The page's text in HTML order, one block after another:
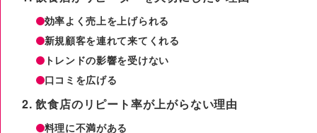
効率よく売上を上げられる
新規顧客を連れて来てくれる
トレンドの影響を受けない
口コミを広げる
飲食店のリピート率が上がらない理由
料理に不満がある